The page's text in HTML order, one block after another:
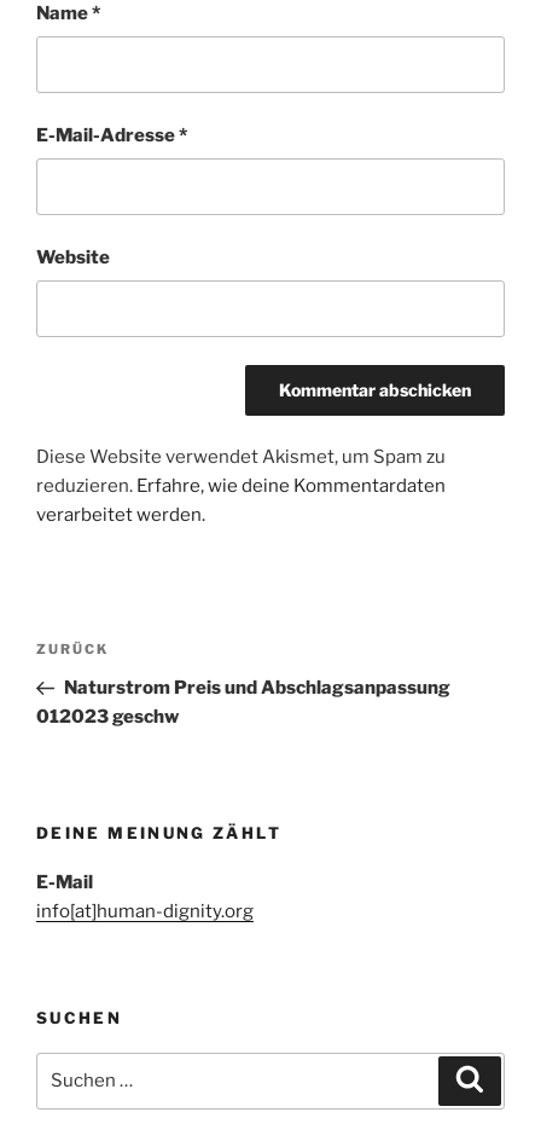
Name*
E-Mail-Adresse*
Website
Diese Website verwendet Akismet, um Spam zu
reduzieren. Erfahre, wie deine Kommentardaten
verarbeitet werden.
Beitragsnavigation
Vorheriger
Beitrag
ZURÜCK
Naturstrom Preis und Abschlagsanpassung
012023 geschw
DEINE MEINUNG ZÄHLT
E-Mail
info[at]human-dignity.org
SUCHEN
nach: